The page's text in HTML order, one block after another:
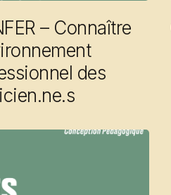
– Connaître
des